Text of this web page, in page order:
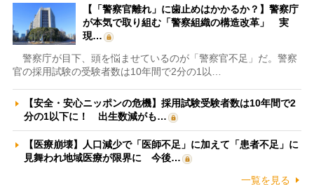
【「警察官離れ」に歯止めはかかるか？】警察庁
が本気で取り組む「警察組織の構造改革」 実
現…
警察庁が目下、頭を悩ませているのが「警察官不足」だ。警察
官の採用試験の受験者数は10年間で2分の1以…
【安全・安心ニッポンの危機】採用試験受験者数は10年間で2
分の1以下に！ 出生数減がも…
【医療崩壊】人口減少で「医師不足」に加えて「患者不足」に
見舞われ地域医療が限界に 今後…
一覧を見る